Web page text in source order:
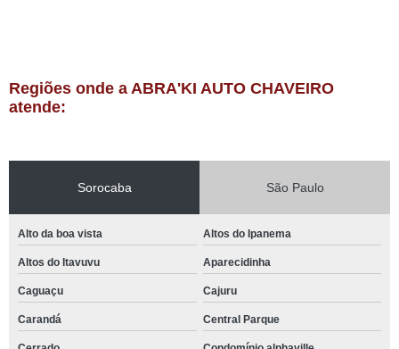
Regiões onde a ABRA'KI AUTO CHAVEIRO
atende:
Sorocaba São Paulo
Alto da boa vista Altos do Ipanema
Altos do Itavuvu Aparecidinha
Caguaçu Cajuru
Carandá Central Parque